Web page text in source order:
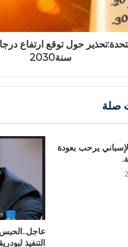
حول توقع ارتفاع
سنة2030
صلة
يرحب بعودة
التنفيذ